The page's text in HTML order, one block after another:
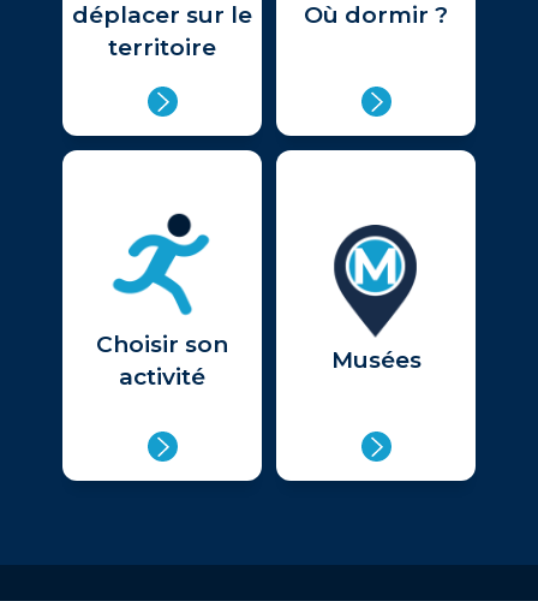
déplacer sur le
territoire
Où dormir ?
Choisir son
activité
Musées